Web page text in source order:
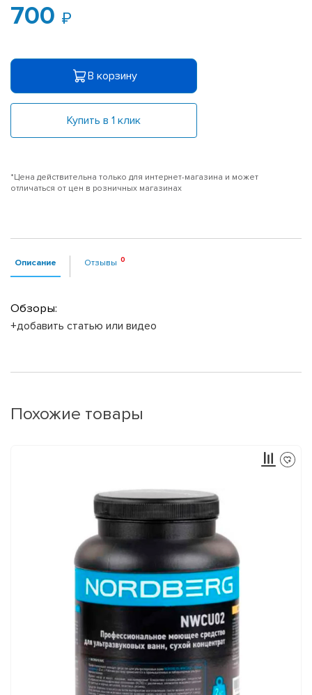
700
В корзину
Купить в 1 клик
*Цена действительна только для интернет-магазина и может
отличаться от цен в розничных магазинах
Описание Отзывы
Обзоры:
+добавить статью или видео
Похожие товары